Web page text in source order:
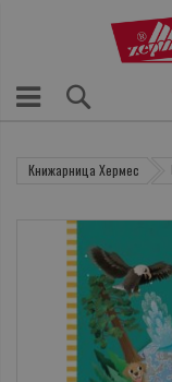
Книжарница Хермес